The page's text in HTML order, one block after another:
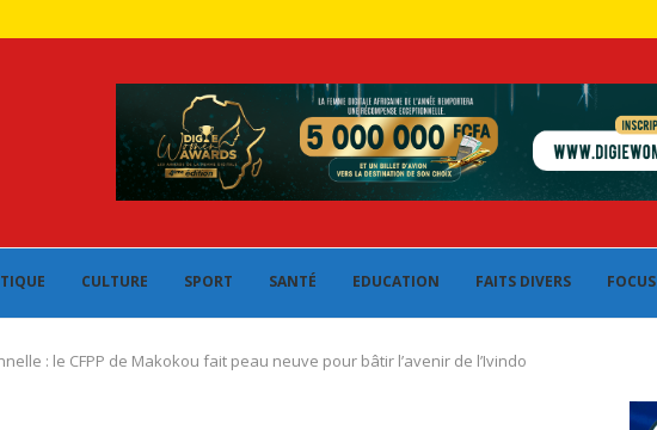
CULTURE SPORT SANTÉ EDUCATION FAITS DIVERS FOCUS
: le CFPP de Makokou fait peau neuve pour bâtir l’avenir de l’Ivindo